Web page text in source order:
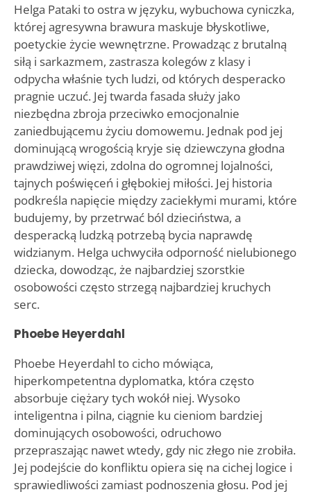
Helga Pataki to ostra w języku, wybuchowa cyniczka,
której agresywna brawura maskuje błyskotliwe,
poetyckie życie wewnętrzne. Prowadząc z brutalną
siłą i sarkazmem, zastrasza kolegów z klasy i
odpycha właśnie tych ludzi, od których desperacko
pragnie uczuć. Jej twarda fasada służy jako
niezbędna zbroja przeciwko emocjonalnie
zaniedbującemu życiu domowemu. Jednak pod jej
dominującą wrogością kryje się dziewczyna głodna
prawdziwej więzi, zdolna do ogromnej lojalności,
tajnych poświęceń i głębokiej miłości. Jej historia
podkreśla napięcie między zaciekłymi murami, które
budujemy, by przetrwać ból dzieciństwa, a
desperacką ludzką potrzebą bycia naprawdę
widzianym. Helga uchwyciła odporność nielubionego
dziecka, dowodząc, że najbardziej szorstkie
osobowości często strzegą najbardziej kruchych
serc.
Phoebe Heyerdahl
Phoebe Heyerdahl to cicho mówiąca,
hiperkompetentna dyplomatka, która często
absorbuje ciężary tych wokół niej. Wysoko
inteligentna i pilna, ciągnie ku cieniom bardziej
dominujących osobowości, odruchowo
przepraszając nawet wtedy, gdy nic złego nie zrobiła.
Jej podejście do konfliktu opiera się na cichej logice i
sprawiedliwości zamiast podnoszenia głosu. Pod jej